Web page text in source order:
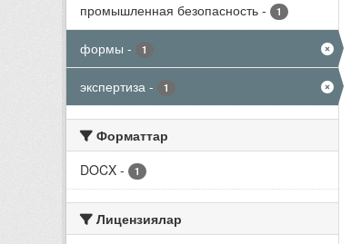
промышленная безопасность - 1
формы - 1
экспертиза - 1
Форматтар
DOCX - 1
Лицензиялар